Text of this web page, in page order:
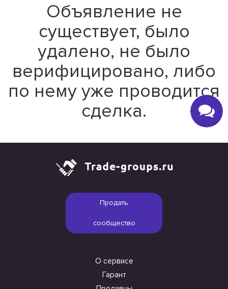
Объявление не
существует, было
удалено, не было
верифицировано, либо
по нему уже проводится
сделка.
Продать
сообщество
О сервисе
Гарант